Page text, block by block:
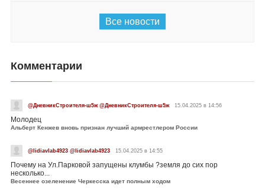
Все новости
Комментарии
@ДневникСтроителя-ш5ж @ДневникСтроителя-ш5ж 15.04.2025 в 14:56
Молодец
Альберт Кенжев вновь признан лучший армрестлером России
@lidiavlab4923 @lidiavlab4923 15.04.2025 в 14:55
Почему на Ул.Парковой запущены клумбы ?земля до сих пор
несколько...
Весеннее озеленение Черкесска идет полным ходом